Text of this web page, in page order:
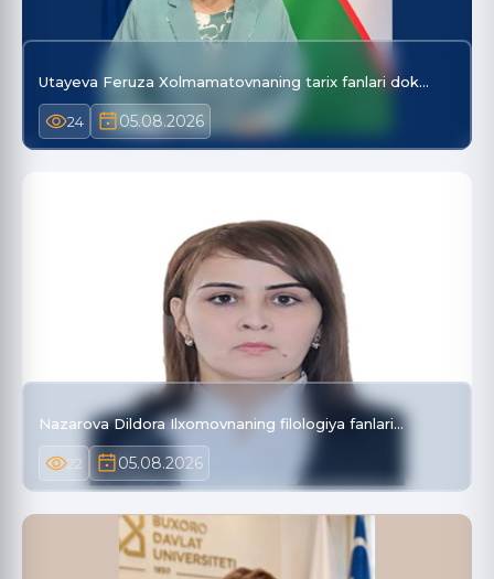
Utayeva Feruza Xolmamatovnaning tarix fanlari dok…
24 05.08.2026
Nazarova Dildora Ilxomovnaning filologiya fanlari…
22 05.08.2026